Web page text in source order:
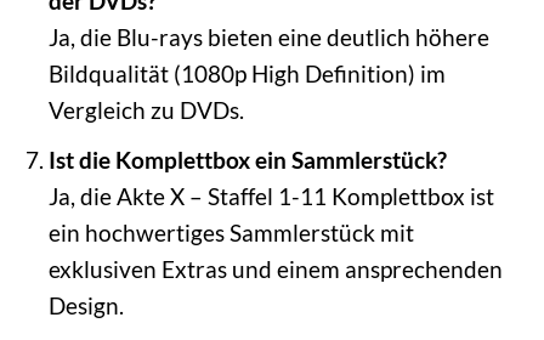
Ja, die Blu-rays bieten eine deutlich höhere
Bildqualität (1080p High Definition) im
Vergleich zu DVDs.
Ist die Komplettbox ein Sammlerstück?
Ja, die Akte X – Staffel 1-11 Komplettbox ist
ein hochwertiges Sammlerstück mit
exklusiven Extras und einem ansprechenden
Design.